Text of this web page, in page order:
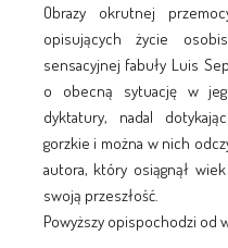
Obrazy okrutnej
opisujących życie
sensacyjnej fabuły Luis
o obecną sytuację w
dyktatury, nadal
gorzkie i można w nich
autora, który osiągnął
swoją przeszłość.
Powyższy opispochodzi od